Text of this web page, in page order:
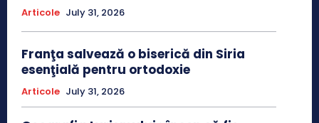
Articole July 31, 2026
Franţa salvează o biserică din Siria
esenţială pentru ortodoxie
Articole July 31, 2026